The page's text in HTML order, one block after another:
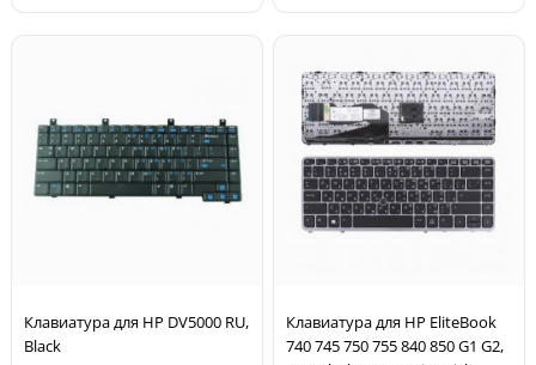
Клавиатура для HP DV5000 RU,
Black
Клавиатура для HP EliteBook
740 745 750 755 840 850 G1 G2,